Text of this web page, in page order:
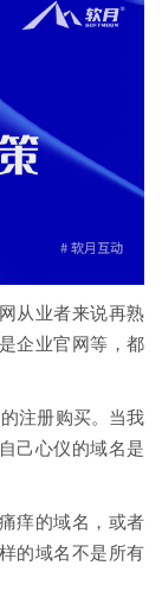
从业者来说再熟
企业官网等，都
注册购买。当我
己心仪的域名是
痒的域名，或者
的域名不是所有